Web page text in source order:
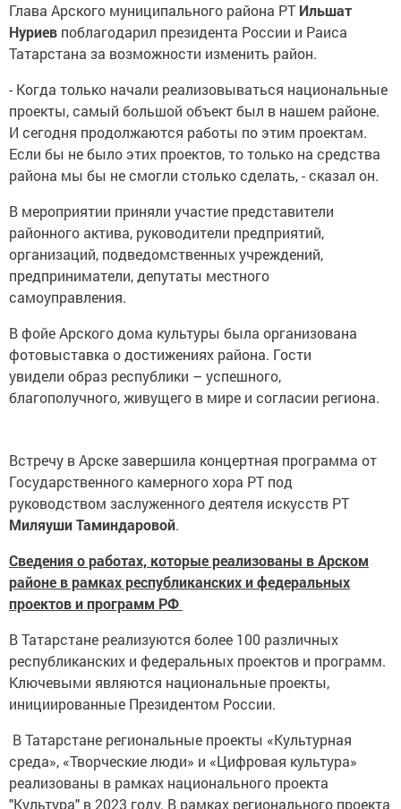
Глава Арского муниципального района РТ Ильшат
Нуриев поблагодарил президента России и Раиса
Татарстана за возможности изменить район.
- Когда только начали реализовываться национальные
проекты, самый большой объект был в нашем районе.
И сегодня продолжаются работы по этим проектам.
Если бы не было этих проектов, то только на средства
района мы бы не смогли столько сделать, - сказал он.
В мероприятии приняли участие представители
районного актива, руководители предприятий,
организаций, подведомственных учреждений,
предприниматели, депутаты местного
самоуправления.
В фойе Арского дома культуры была организована
фотовыставка о достижениях района. Гости
увидели образ республики – успешного,
благополучного, живущего в мире и согласии региона.
Встречу в Арске завершила концертная программа от
Государственного камерного хора РТ под
руководством заслуженного деятеля искусств РТ
Миляуши Таминдаровой.
Сведения о работах, которые реализованы в Арском
районе в рамках республиканских и федеральных
проектов и программ РФ
В Татарстане реализуются более 100 различных
республиканских и федеральных проектов и программ.
Ключевыми являются национальные проекты,
инициированные Президентом России.
В Татарстане региональные проекты «Культурная
среда», «Творческие люди» и «Цифровая культура»
реализованы в рамках национального проекта
"Культура" в 2023 году. В рамках регионального проекта